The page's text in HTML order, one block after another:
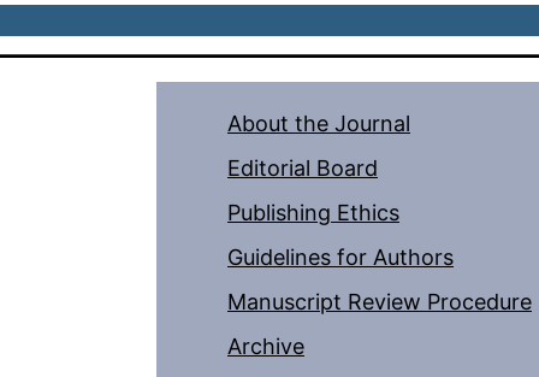
About the Journal
Editorial Board
Publishing Ethics
Guidelines for Authors
Manuscript Review Procedure
Archive